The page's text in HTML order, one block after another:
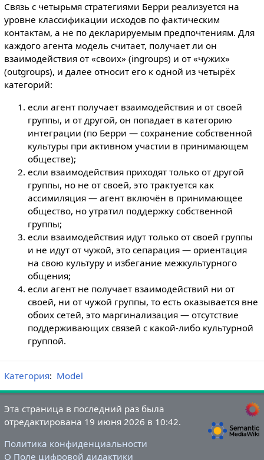
Связь с четырьмя стратегиями Берри реализуется на
уровне классификации исходов по фактическим
контактам, а не по декларируемым предпочтениям. Для
каждого агента модель считает, получает ли он
взаимодействия от «своих» (ingroups) и от «чужих»
(outgroups), и далее относит его к одной из четырёх
категорий:
если агент получает взаимодействия и от своей
группы, и от другой, он попадает в категорию
интеграции (по Берри — сохранение собственной
культуры при активном участии в принимающем
обществе);
если взаимодействия приходят только от другой
группы, но не от своей, это трактуется как
ассимиляция — агент включён в принимающее
общество, но утратил поддержку собственной
группы;
если взаимодействия идут только от своей группы
и не идут от чужой, это сепарация — ориентация
на свою культуру и избегание межкультурного
общения;
если агент не получает взаимодействий ни от
своей, ни от чужой группы, то есть оказывается вне
обоих сетей, это маргинализация — отсутствие
поддерживающих связей с какой-либо культурной
группой.
Категория: Model
Эта страница в последний раз была
отредактирована 19 июня 2026 в 10:42.
Политика конфиденциальности
О Поле цифровой дидактики